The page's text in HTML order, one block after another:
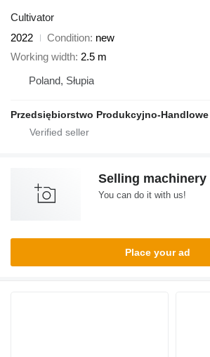
Cultivator
2022
Condition new
Working width 2.5 m
Poland, Słupia
Selling
You can do it with us!
Place your ad